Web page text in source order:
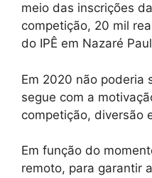
meio das inscrições
competição, 20 mil
do IPÊ em Nazaré
Em 2020 não poderia
segue com a
competição, diversão
Em função do
remoto, para garantir